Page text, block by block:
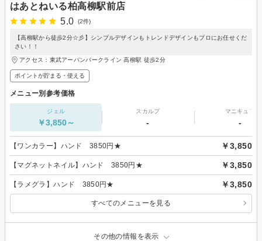
はあとねいる柏高柳駅前店
5.0
(2件)
【高柳駅から徒歩2分☆彡】シンプルデザインもトレンドデザインもプロにお任せくだ
さい！！
アクセス：東武アーバンパークライン 高柳駅 徒歩2分
ポイントが貯まる・使える
メニュー別参考価格
ジェル
￥3,850～
スカルプ
-
マニキュア
-
【ワンカラー】ハンド 3850円★ ￥3,850
【マグネットネイル】ハンド 3850円★ ￥3,850
【ラメグラ】ハンド 3850円★ ￥3,850
すべてのメニューを見る
その他の情報を表示